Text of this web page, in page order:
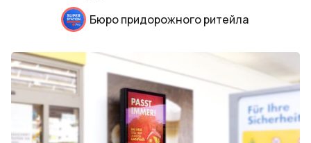
О нас
Дизайн и проектирование
Консалтинг и обучение
Бюро придорожного ритейла